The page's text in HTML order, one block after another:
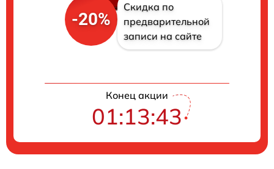
-20%
Скидка по
предварительной
записи на сайте
Конец акции
01:13:42